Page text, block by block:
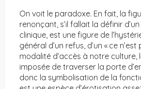
On voit le paradoxe. En fait, la
renonçant, s’il fallait la définir
clinique, est une figure de
général d’un refus, d’un « ce n’est
modalité d’accès à notre culture,
imposée de traverser la porte
donc la symbolisation de la